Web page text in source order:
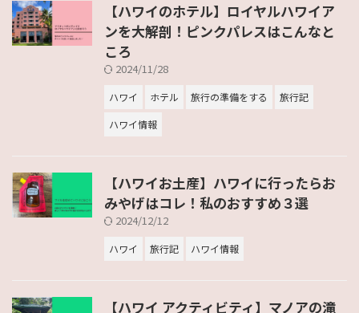
【ハワイのホテル】ロイヤルハワイア
ンを大解剖！ピンクパレスはこんなと
ころ
2024/11/28
ハワイ ホテル 旅行の準備をする
旅行記
ハワイ情報
【ハワイお土産】ハワイに行ったらお
みやげはコレ！私のおすすめ３選
2024/12/12
ハワイ 旅行記 ハワイ情報
【ハワイ アクティビティ】マノアの滝